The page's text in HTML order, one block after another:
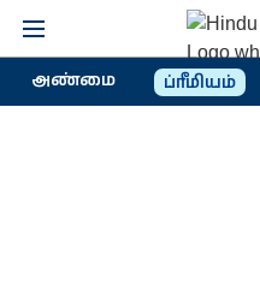
அண்மை ப்ரீமியம்